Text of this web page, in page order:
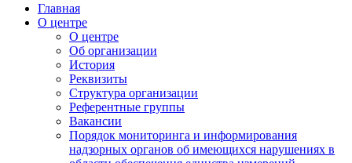
Главная
О центре
О центре
Об организации
История
Реквизиты
Структура организации
Референтные группы
Вакансии
Порядок мониторинга и информирования
надзорных органов об имеющихся нарушениях в